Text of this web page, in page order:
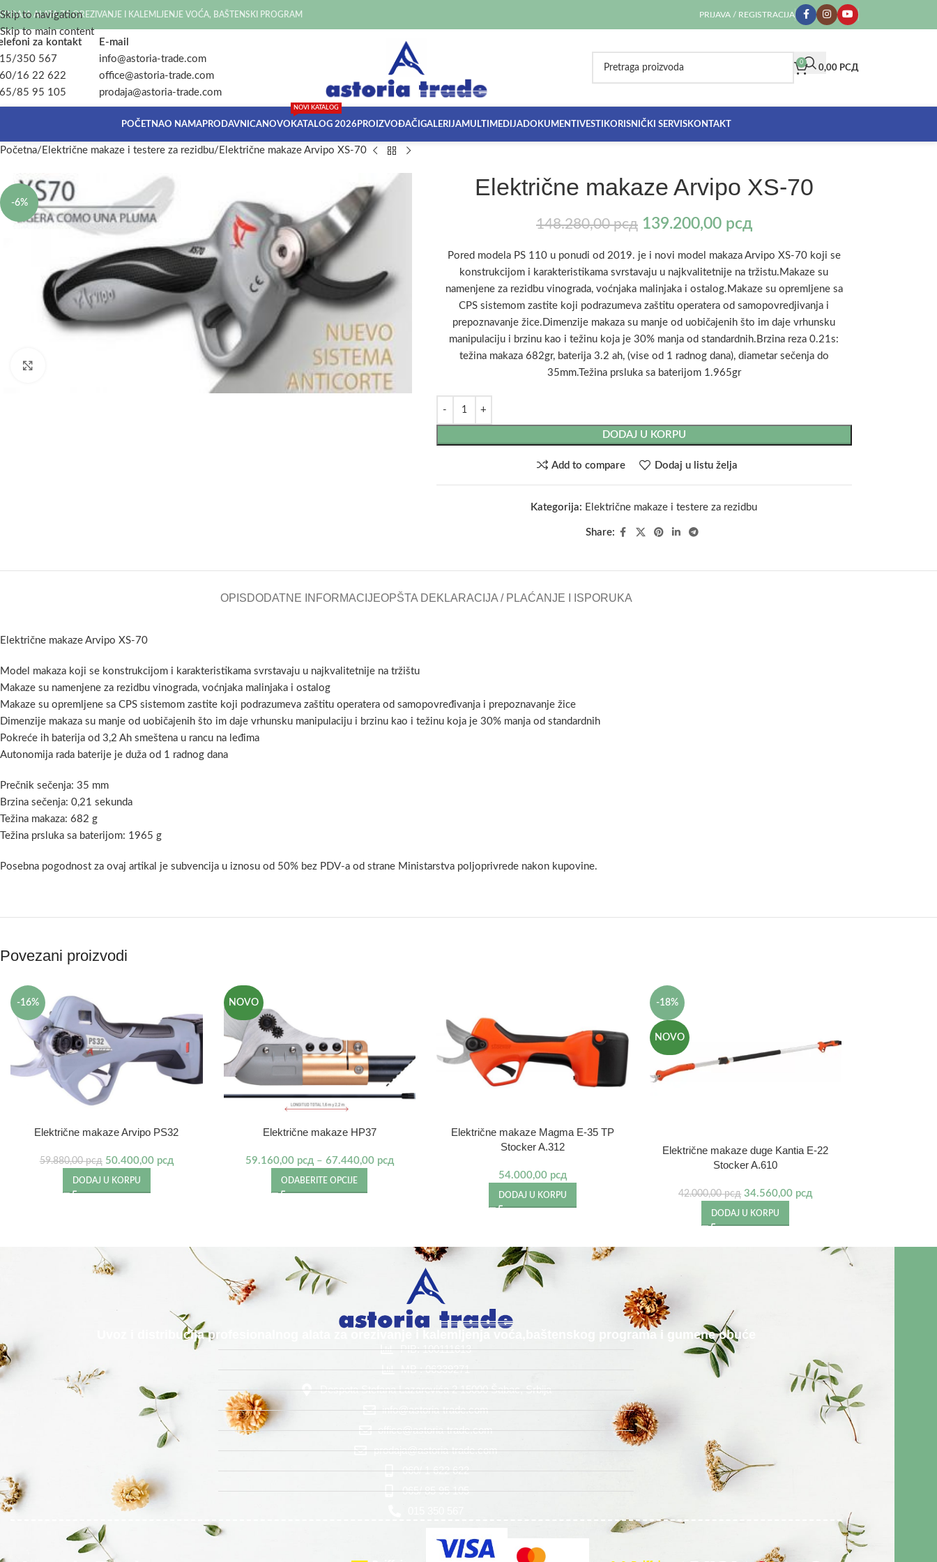
Skip to navigation
Skip to main content
ALATA ZA OREZIVANJE I KALEMLJENJE VOĆA, BAŠTENSKI PROGRAM PRIJAVA / REGISTRACIJA
za kontakt
350 567
16 22 622
85 95 105
E-mail
info@astoria-trade.com
office@astoria-trade.com
prodaja@astoria-trade.com
0
0,00 РСД
POČETNAO NAMAPRODAVNICANOVO KATALOG 2026
NOVI KATALOG
PROIZVOĐAČI GALERIJAMULTIMEDIJADOKUMENTI VESTI KORISNIČKI SERVISKONTAKT
Početna Električne makaze i testere za rezidbu Električne makaze Arvipo XS-70
-6%
Električne makaze Arvipo XS-70
148.280,00рсд 139.200,00 рсд
Pored modela PS 110 u ponudi od 2019. je i novi model makaza Arvipo XS-70 koji se
konstrukcijom i karakteristikama svrstavaju u najkvalitetnije na tržistu.Makaze su
namenjene za rezidbu vinograda, voćnjaka malinjaka i ostalog.Makaze su opremljene sa
CPS sistemom zastite koji podrazumeva zaštitu operatera od samopovredjivanja i
prepoznavanje žice.Dimenzije makaza su manje od uobičajenih što im daje vrhunsku
manipulaciju i brzinu kao i težinu koja je 30% manja od standardnih.Brzina reza 0.21s:
težina makaza 682gr, baterija 3.2 ah, (vise od 1 radnog dana), diametar sečenja do
35mm.Težina prsluka sa baterijom 1.965gr
DODAJ U KORPU
Add to compare Dodaj u listu želja
Kategorija: Električne makaze i testere za rezidbu
Share:
OPISDODATNE INFORMACIJEOPŠTA DEKLARACIJA / PLAĆANJE I ISPORUKA
Električne makaze Arvipo XS-70
Model makaza koji se konstrukcijom i karakteristikama svrstavaju u najkvalitetnije na tržištu
Makaze su namenjene za rezidbu vinograda, voćnjaka malinjaka i ostalog
Makaze su opremljene sa CPS sistemom zastite koji podrazumeva zaštitu operatera od samopovređivanja i prepoznavanje žice
Dimenzije makaza su manje od uobičajenih što im daje vrhunsku manipulaciju i brzinu kao i težinu koja je 30% manja od standardnih
Pokreće ih baterija od 3,2 Ah smeštena u rancu na leđima
Autonomija rada baterije je duža od 1 radnog dana
Prečnik sečenja: 35 mm
Brzina sečenja: 0,21 sekunda
Težina makaza: 682 g
Težina prsluka sa baterijom: 1965 g
Posebna pogodnost za ovaj artikal je subvencija u iznosu od 50% bez PDV-a od strane Ministarstva poljoprivrede nakon kupovine.
Povezani proizvodi
-16%
Električne makaze Arvipo PS32
59.880,00рсд 50.400,00 рсд
DODAJ U KORPU
NOVO
Električne makaze HP37
59.160,00 рсд – 67.440,00 рсд
ODABERITE OPCIJE
Električne makaze Magma E-35 TP
Stocker A.312
54.000,00 рсд
DODAJ U KORPU
-18%
NOVO
Električne makaze duge Kantia E-22
Stocker A.610
42.000,00рсд 34.560,00 рсд
DODAJ U KORPU
Uvoz i distribucija profesionalnog alata za orezivanje i kalemljenja voća,baštenskog programa i gumene obuće
PIB: 100111613
MB : 06339271
Despota Stefana Lazarevića 2 15000 Šabac, Srbija
info@astoria-trade.com
office@astoria-trade.com
prodaja@astoria-trade.com
060/ 1 622 622
065/ 85 95 105